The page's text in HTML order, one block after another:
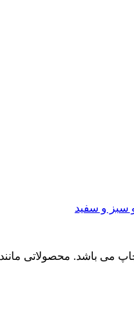
سبز و سفید
چاپ می باشد. محصولاتی مانند